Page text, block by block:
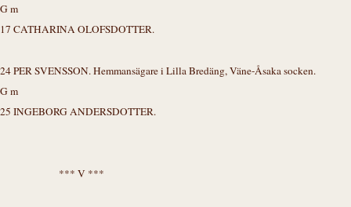
G m
17 CATHARINA OLOFSDOTTER.
24 PER SVENSSON. Hemmansägare i Lilla Bredäng, Väne-Åsaka socken.
G m
25 INGEBORG ANDERSDOTTER.
*** V ***